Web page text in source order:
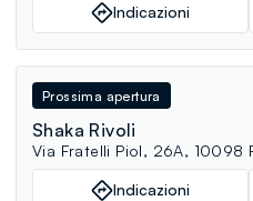
Indicazioni
Prossima apertura
Shaka Rivoli
Via Fratelli Piol, 26A, 10098
Indicazioni